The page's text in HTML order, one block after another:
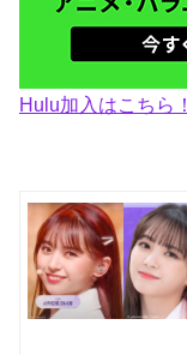
Hulu加入はこちら！